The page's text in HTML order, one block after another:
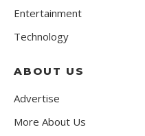
Entertainment
Technology
ABOUT US
Advertise
More About Us